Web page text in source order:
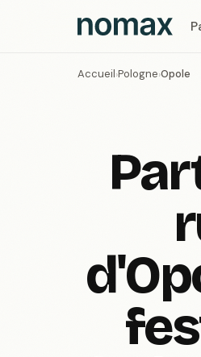
Accueil›Pologne›Opole